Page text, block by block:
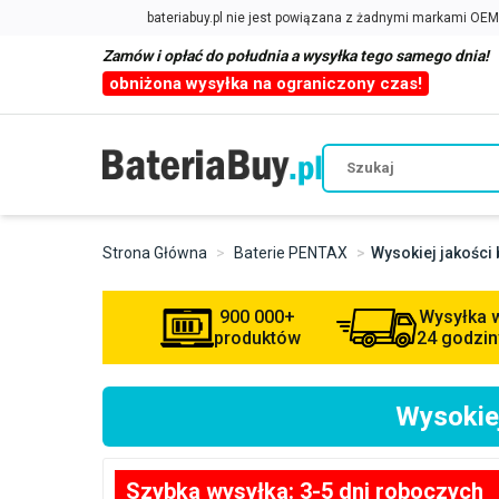
Zamów i opłać do południa a wysyłka tego samego dnia!
obniżona wysyłka na ograniczony czas!
Strona Główna Baterie PENTAX Wysokiej jakości
900 000+
produktów
Wysyłka
24
Szybka wysyłka: 3-5 dni roboczych